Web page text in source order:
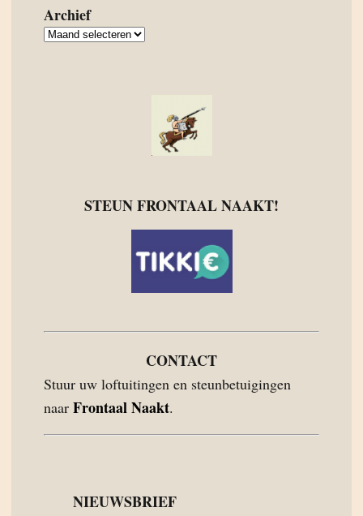
Archief
Archief
STEUN FRONTAAL NAAKT!
CONTACT
Stuur uw loftuitingen en steunbetuigingen
naar Frontaal Naakt.
NIEUWSBRIEF